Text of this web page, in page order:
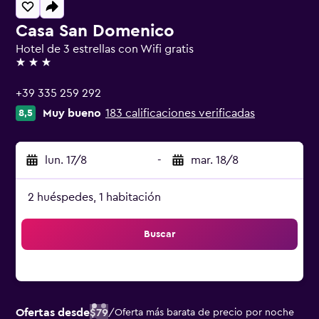
Casa San Domenico
Hotel de 3 estrellas con Wifi gratis
3 estrellas
+39 335 259 292
8,5 Muy bueno 183 calificaciones verificadas
lun. 17/8 - mar. 18/8
2 huéspedes, 1 habitación
Buscar
Ofertas desde$79/Oferta más barata de precio por noche